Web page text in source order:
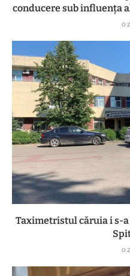
conducere sub influența
o
Taximetristul căruia i s-
o